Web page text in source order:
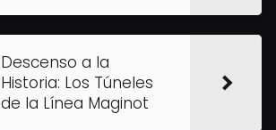
Descenso a la
Historia: Los Túneles
de la Línea Maginot